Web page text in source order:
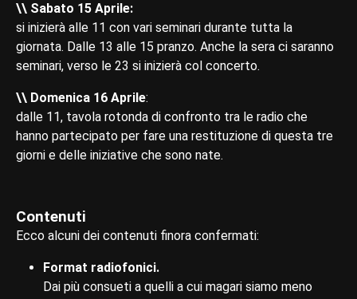
\\ Sabato 15 Aprile:
si inizierà alle 11 con vari seminari durante tutta la
giornata. Dalle 13 alle 15 pranzo. Anche la sera ci saranno
seminari, verso le 23 si inizierà col concerto.
\\ Domenica 16 Aprile:
dalle 11, tavola rotonda di confronto tra le radio che
hanno partecipato per fare una restituzione di questa tre
giorni e delle iniziative che sono nate.
Contenuti
Ecco alcuni dei contenuti finora confermati:
Format radiofonici.
Dai più consueti a quelli a cui magari siamo meno